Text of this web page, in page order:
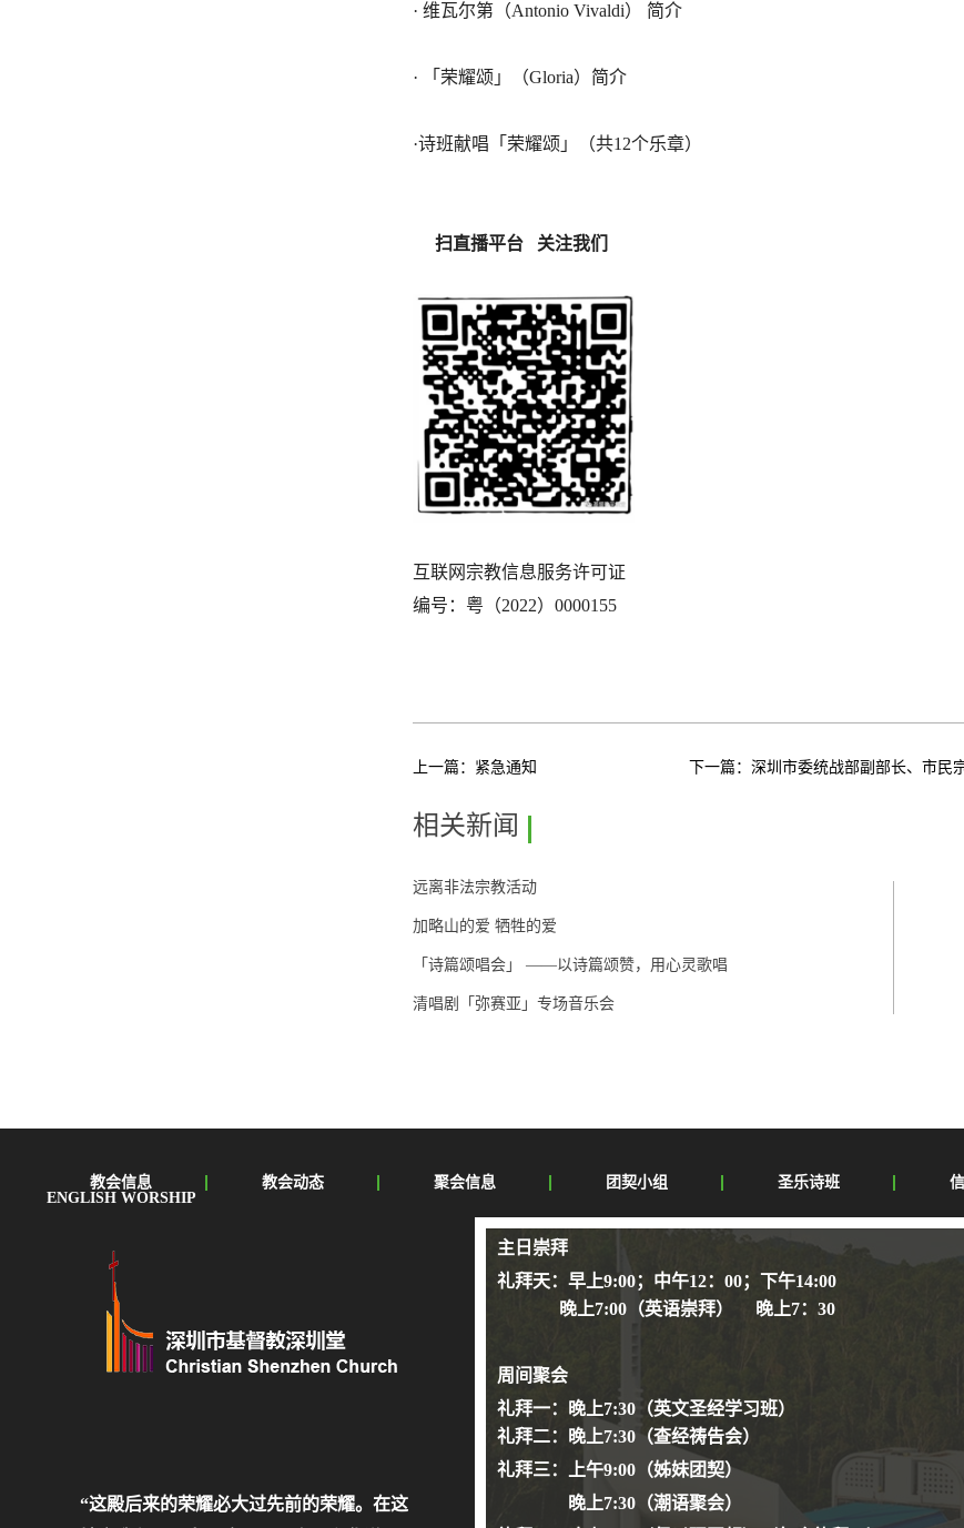
· 维瓦尔第（Antonio Vivaldi） 简介
· 「荣耀颂」（Gloria）简介
·诗班献唱「荣耀颂」（共12个乐章）
扫直播平台 关注我们
互联网宗教信息服务许可证
编号：粤（2022）0000155
上一篇： 紧急通知 下一篇： 深圳市委统战部副部长、市民
相关新闻
远离非法宗教活动
加略山的爱 牺牲的爱
「诗篇颂唱会」 ——以诗篇颂赞，用心灵歌唱
​清唱剧「弥赛亚」专场音乐会
主日崇拜
礼拜天：早上9:00；中午12：00；下午14:00
晚上7:00（英语崇拜） 晚上7：30
周间聚会
礼拜一：晚上7:30（英文圣经学习班）
礼拜二：晚上7:30（查经祷告会）
礼拜三：上午9:00（姊妹团契）
晚上7:30（潮语聚会）
“这殿后来的荣耀必大过先前的荣耀。在这
教会信息 教会动态 聚会信息 团契小组 圣乐诗班
ENGLISH WORSHIP